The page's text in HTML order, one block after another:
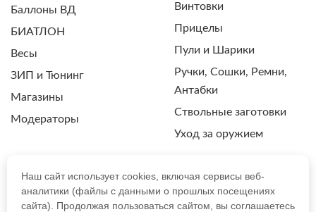
Баллоны ВД
БИАТЛОН
Весы
ЗИП и Тюнинг
Магазины
Модераторы
Винтовки
Прицелы
Пули и Шарики
Ручки, Сошки, Ремни,
Антабки
Ствольные заготовки
Уход за оружием
ПОЛИТИКА КОНФИДЕНЦИАЛЬНОСТИ
Наш сайт использует cookies, включая сервисы веб-
аналитики (файлы с данными о прошлых посещениях
сайта). Продолжая пользоваться сайтом, вы соглашаетесь